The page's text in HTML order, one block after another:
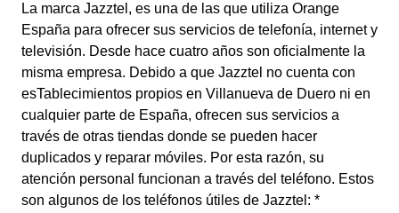
La marca Jazztel, es una de las que utiliza Orange
España para ofrecer sus servicios de telefonía, internet y
televisión. Desde hace cuatro años son oficialmente la
misma empresa. Debido a que Jazztel no cuenta con
esTablecimientos propios en Villanueva de Duero ni en
cualquier parte de España, ofrecen sus servicios a
través de otras tiendas donde se pueden hacer
duplicados y reparar móviles. Por esta razón, su
atención personal funcionan a través del teléfono. Estos
son algunos de los teléfonos útiles de Jazztel: *